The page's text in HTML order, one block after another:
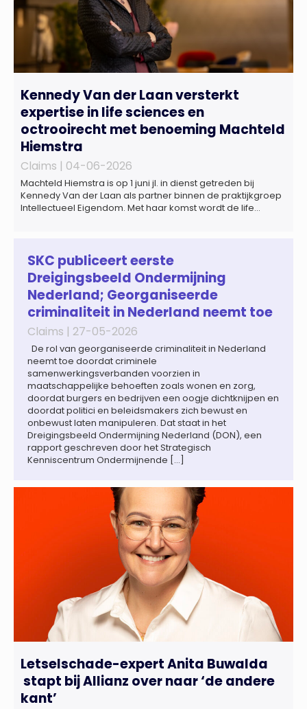
Kennedy Van der Laan versterkt
expertise in life sciences en
octrooirecht met benoeming Machteld
Hiemstra
Claims | 04-06-2026
Machteld Hiemstra is op 1 juni jl. in dienst getreden bij
Kennedy Van der Laan als partner binnen de praktijkgroep
Intellectueel Eigendom. Met haar komst wordt de life
regelgeving relevant voor de life sciences sector en de […]
SKC publiceert eerste
Dreigingsbeeld Ondermijning
Nederland; Georganiseerde
criminaliteit in Nederland neemt toe
Claims | 27-05-2026
De rol van georganiseerde criminaliteit in Nederland
neemt toe doordat criminele
samenwerkingsverbanden voorzien in
maatschappelijke behoeften zoals wonen en zorg,
doordat burgers en bedrijven een oogje dichtknijpen en
doordat politici en beleidsmakers zich bewust en
onbewust laten manipuleren. Dat staat in het
Dreigingsbeeld Ondermijning Nederland (DON), een
rapport geschreven door het Strategisch
Kenniscentrum Ondermijnende […]
Letselschade-expert Anita Buwalda
stapt bij Allianz over naar ‘de andere
kant’